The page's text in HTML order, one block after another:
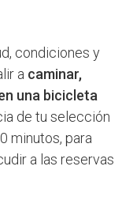
condiciones y
a caminar,
una bicicleta
de tu selección
minutos, para
a las reservas